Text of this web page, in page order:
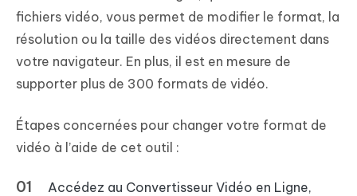
fichiers vidéo, vous permet de modifier le format, la
résolution ou la taille des vidéos directement dans
votre navigateur. En plus, il est en mesure de
supporter plus de 300 formats de vidéo.
Étapes concernées pour changer votre format de
vidéo à l’aide de cet outil :
Accédez au Convertisseur Vidéo en Ligne,